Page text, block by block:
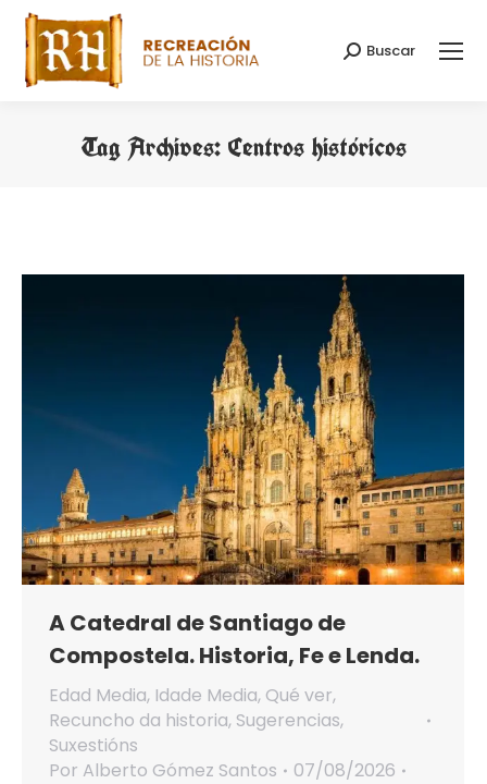
Search:
Buscar
Tag Archives: Centros históricos
A Catedral de Santiago de
Compostela. Historia, Fe e Lenda.
Edad Media, Idade Media, Qué ver,
Recuncho da historia, Sugerencias,
Suxestións
Por Alberto Gómez Santos
07/08/2026